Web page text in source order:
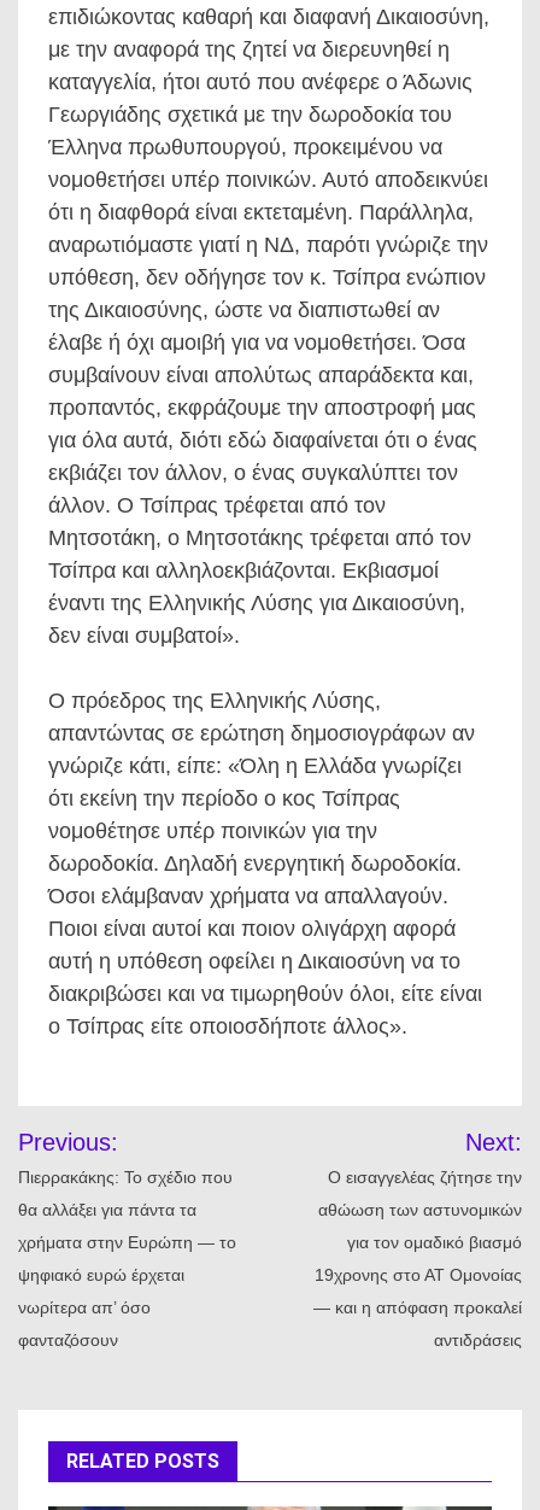
επιδιώκοντας καθαρή και διαφανή Δικαιοσύνη,
με την αναφορά της ζητεί να διερευνηθεί η
καταγγελία, ήτοι αυτό που ανέφερε ο Άδωνις
Γεωργιάδης σχετικά με την δωροδοκία του
Έλληνα πρωθυπουργού, προκειμένου να
νομοθετήσει υπέρ ποινικών. Αυτό αποδεικνύει
ότι η διαφθορά είναι εκτεταμένη. Παράλληλα,
αναρωτιόμαστε γιατί η ΝΔ, παρότι γνώριζε την
υπόθεση, δεν οδήγησε τον κ. Τσίπρα ενώπιον
της Δικαιοσύνης, ώστε να διαπιστωθεί αν
έλαβε ή όχι αμοιβή για να νομοθετήσει. Όσα
συμβαίνουν είναι απολύτως απαράδεκτα και,
προπαντός, εκφράζουμε την αποστροφή μας
για όλα αυτά, διότι εδώ διαφαίνεται ότι ο ένας
εκβιάζει τον άλλον, ο ένας συγκαλύπτει τον
άλλον. Ο Τσίπρας τρέφεται από τον
Μητσοτάκη, ο Μητσοτάκης τρέφεται από τον
Τσίπρα και αλληλοεκβιάζονται. Εκβιασμοί
έναντι της Ελληνικής Λύσης για Δικαιοσύνη,
δεν είναι συμβατοί».
Ο πρόεδρος της Ελληνικής Λύσης,
απαντώντας σε ερώτηση δημοσιογράφων αν
γνώριζε κάτι, είπε: «Όλη η Ελλάδα γνωρίζει
ότι εκείνη την περίοδο ο κος Τσίπρας
νομοθέτησε υπέρ ποινικών για την
δωροδοκία. Δηλαδή ενεργητική δωροδοκία.
Όσοι ελάμβαναν χρήματα να απαλλαγούν.
Ποιοι είναι αυτοί και ποιον ολιγάρχη αφορά
αυτή η υπόθεση οφείλει η Δικαιοσύνη να το
διακριβώσει και να τιμωρηθούν όλοι, είτε είναι
ο Τσίπρας είτε οποιοσδήποτε άλλος».
άρθρων
Previous:
Πιερρακάκης: Το σχέδιο που
θα αλλάξει για πάντα τα
χρήματα στην Ευρώπη — το
ψηφιακό ευρώ έρχεται
νωρίτερα απ’ όσο
φανταζόσουν
Next:
Ο εισαγγελέας ζήτησε την
αθώωση των αστυνομικών
για τον ομαδικό βιασμό
19χρονης στο ΑΤ Ομονοίας
— και η απόφαση προκαλεί
αντιδράσεις
RELATED POSTS